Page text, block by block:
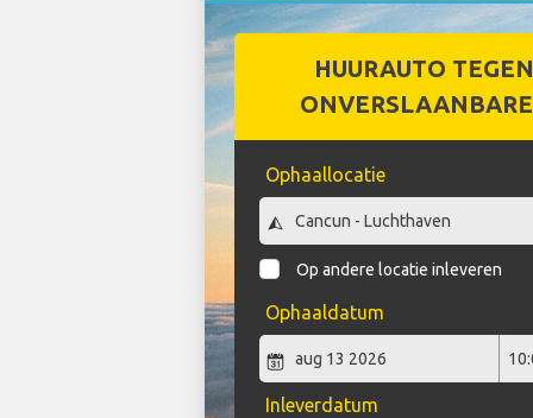
HUURAUTO
Ophaallocatie
Op andere locatie inleveren
Ophaaldatum
Inleverdatum